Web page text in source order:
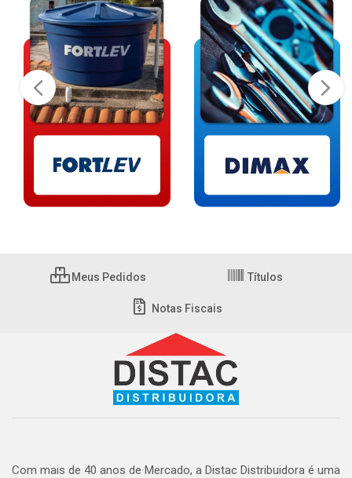
Meus Pedidos Títulos
Notas Fiscais
Com mais de 40 anos de Mercado, a Distac Distribuidora é uma